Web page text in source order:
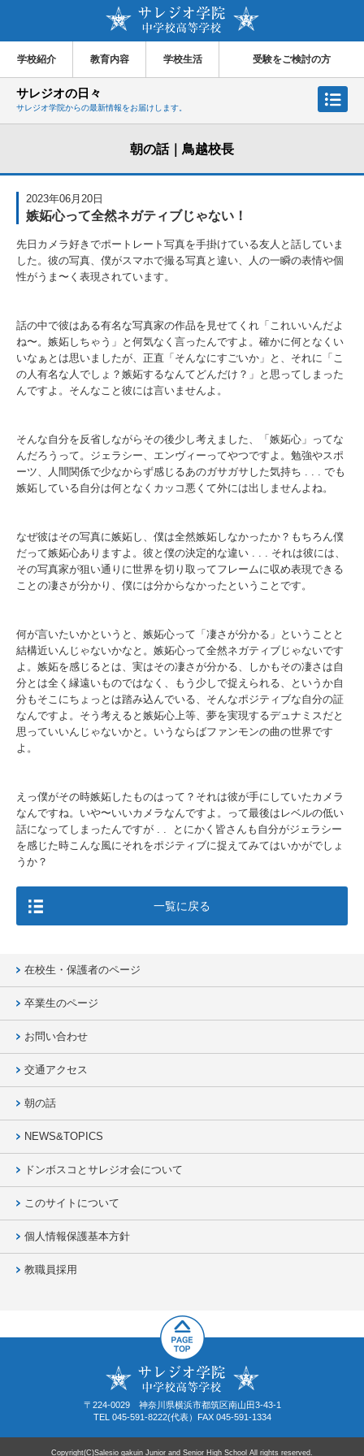
学校紹介 教育内容 学校生活 受験をご検討の方
サレジオの日々
サレジオ学院からの最新情報をお届けします。
朝の話｜鳥越校長
2023年06月20日
嫉妬心って全然ネガティブじゃない！
先日カメラ好きでポートレート写真を手掛けている友人と話していま
した。彼の写真、僕がスマホで撮る写真と違い、人の一瞬の表情や個
性がうま〜く表現されています。
話の中で彼はある有名な写真家の作品を見せてくれ「これいいんだよ
ね〜。嫉妬しちゃう」と何気なく言ったんですよ。確かに何となくい
いなぁとは思いましたが、正直「そんなにすごいか」と、それに「こ
の人有名な人でしょ？嫉妬するなんてどんだけ？」と思ってしまった
んですよ。そんなこと彼には言いませんよ。
そんな自分を反省しながらその後少し考えました、「嫉妬心」ってな
んだろうって。ジェラシー、エンヴィーってやつですよ。勉強やスポ
ーツ、人間関係で少なからず感じるあのガサガサした気持ち . . . でも
嫉妬している自分は何となくカッコ悪くて外には出しませんよね。
なぜ彼はその写真に嫉妬し、僕は全然嫉妬しなかったか？もちろん僕
だって嫉妬心ありますよ。彼と僕の決定的な違い . . . それは彼には、
その写真家が狙い通りに世界を切り取ってフレームに収め表現できる
ことの凄さが分かり、僕には分からなかったということです。
何が言いたいかというと、嫉妬心って「凄さが分かる」ということと
結構近いんじゃないかなと。嫉妬心って全然ネガティブじゃないです
よ。嫉妬を感じるとは、実はその凄さが分かる、しかもその凄さは自
分とは全く縁遠いものではなく、もう少しで捉えられる、というか自
分もそこにちょっとは踏み込んでいる、そんなポジティブな自分の証
なんですよ。そう考えると嫉妬心上等、夢を実現するデュナミスだと
思っていいんじゃないかと。いうならばファンモンの曲の世界です
よ。
えっ僕がその時嫉妬したものはって？それは彼が手にしていたカメラ
なんですね。いや〜いいカメラなんですよ。って最後はレベルの低い
話になってしまったんですが . . とにかく皆さんも自分がジェラシー
を感じた時こんな風にそれをポジティブに捉えてみてはいかがでしょ
うか？
一覧に戻る
在校生・保護者のページ
卒業生のページ
お問い合わせ
交通アクセス
朝の話
NEWS&TOPICS
ドンボスコとサレジオ会について
このサイトについて
個人情報保護基本方針
教職員採用
〒224-0029 神奈川県横浜市都筑区南山田3-43-1
TEL 045-591-8222(代表）FAX 045-591-1334
Copyright(C)Salesio gakuin Junior and Senior High School All rights reserved.